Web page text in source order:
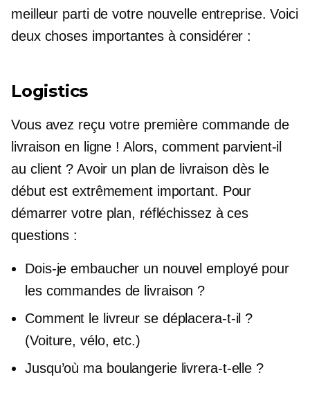
meilleur parti de votre nouvelle entreprise. Voici
deux choses importantes à considérer :
Logistics
Vous avez reçu votre première commande de
livraison en ligne ! Alors, comment parvient-il
au client ? Avoir un plan de livraison dès le
début est extrêmement important. Pour
démarrer votre plan, réfléchissez à ces
questions :
Dois-je embaucher un nouvel employé pour
les commandes de livraison ?
Comment le livreur se déplacera-t-il ?
(Voiture, vélo, etc.)
Jusqu’où ma boulangerie livrera-t-elle ?